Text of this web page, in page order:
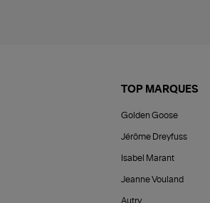
TOP MARQUES
Golden Goose
Jérôme Dreyfuss
Isabel Marant
Jeanne Vouland
Autry